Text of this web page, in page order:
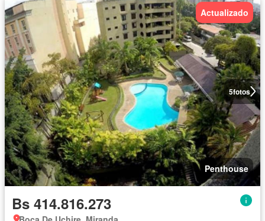
5fotos
Actualizado
Penthouse
Bs 414.816.273